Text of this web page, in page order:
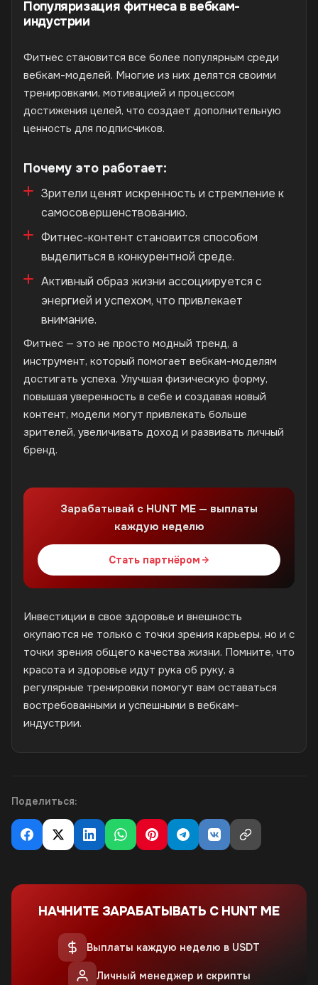
Популяризация фитнеса в вебкам-
индустрии
Фитнес становится все более популярным среди
вебкам-моделей. Многие из них делятся своими
тренировками, мотивацией и процессом
достижения целей, что создает дополнительную
ценность для подписчиков.
Почему это работает:
Зрители ценят искренность и стремление к
самосовершенствованию.
Фитнес-контент становится способом
выделиться в конкурентной среде.
Активный образ жизни ассоциируется с
энергией и успехом, что привлекает
внимание.
Фитнес — это не просто модный тренд, а
инструмент, который помогает вебкам-моделям
достигать успеха. Улучшая физическую форму,
повышая уверенность в себе и создавая новый
контент, модели могут привлекать больше
зрителей, увеличивать доход и развивать личный
бренд.
Зарабатывай с HUNT ME — выплаты
каждую неделю
Стать партнёром
Инвестиции в свое здоровье и внешность
окупаются не только с точки зрения карьеры, но и с
точки зрения общего качества жизни. Помните, что
красота и здоровье идут рука об руку, а
регулярные тренировки помогут вам оставаться
востребованными и успешными в вебкам-
индустрии.
Поделиться:
НАЧНИТЕ ЗАРАБАТЫВАТЬ С HUNT ME
Выплаты каждую неделю в USDT
Личный менеджер и скрипты